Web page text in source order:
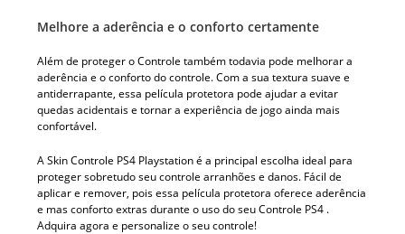
Melhore a aderência e o conforto certamente
Além de proteger o Controle também todavia pode melhorar a
aderência e o conforto do controle. Com a sua textura suave e
antiderrapante, essa película protetora pode ajudar a evitar
quedas acidentais e tornar a experiência de jogo ainda mais
confortável.
A Skin Controle PS4 Playstation é a principal escolha ideal para
proteger sobretudo seu controle arranhões e danos. Fácil de
aplicar e remover, pois essa película protetora oferece aderência
e mas conforto extras durante o uso do seu Controle PS4 .
Adquira agora e personalize o seu controle!